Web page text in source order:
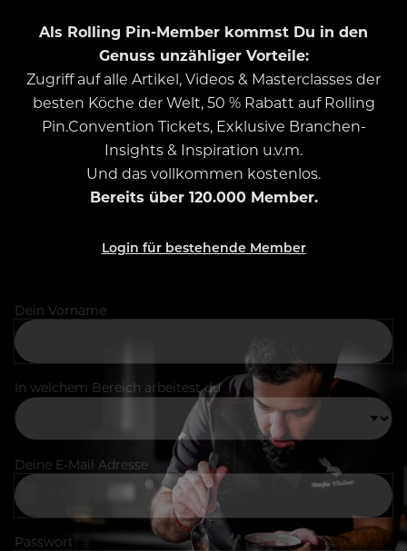
Als Rolling Pin-Member kommst Du in den
Genuss unzähliger Vorteile:
Zugriff auf alle Artikel, Videos & Masterclasses der
besten Köche der Welt, 50 % Rabatt auf Rolling
Pin.Convention Tickets, Exklusive Branchen-
Insights & Inspiration u.v.m.
Und das vollkommen kostenlos.
Bereits über 120.000 Member.
Login für bestehende Member
Dein Vorname
In welchem Bereich arbeitest du
Deine E-Mail Adresse
Passwort